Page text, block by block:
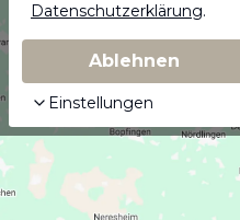
Datenschutzerklärung.
Ablehnen
Einstellungen